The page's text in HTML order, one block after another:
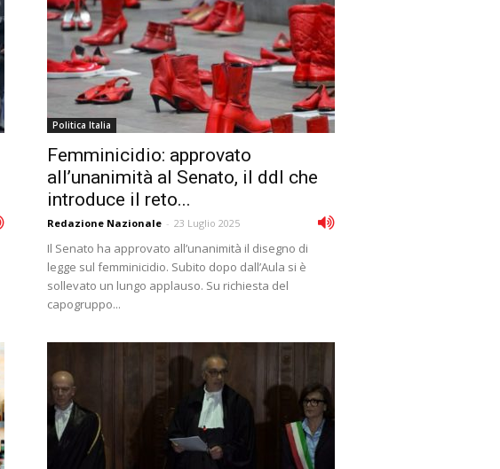
Politica Italia
Femminicidio: approvato
all’unanimità al Senato, il ddl che
introduce il reto...
Redazione Nazionale - 23 Luglio 2025
Il Senato ha approvato all’unanimità il disegno di
legge sul femminicidio. Subito dopo dall’Aula si è
sollevato un lungo applauso. Su richiesta del
capogruppo...